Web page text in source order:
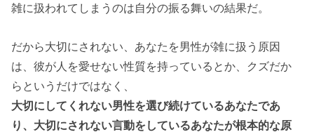
雑に扱われてしまうのは自分の振る舞いの結果だ。
だから大切にされない、あなたを男性が雑に扱う原因
は、彼が人を愛せない性質を持っているとか、クズだか
らというだけではなく、
大切にしてくれない男性を選び続けているあなたであ
り、大切にされない言動をしているあなたが根本的な原